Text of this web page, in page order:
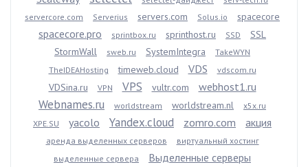
servercore.com
Serverius servers.com Solus.io spacecore
spacecore.pro sprintbox.ru sprinthost.ru SSD
SSL
StormWall
sweb.ru SystemIntegra
TakeWYN
TheIDEAHosting
timeweb.cloud VDS vdscom.ru
VDSina.ru VPN VPS vultr.com webhost1.ru
Webnames.ru worldstream worldstream.nl
x5x.ru
XPE.SU
yacolo Yandex.cloud zomro.com акция
аренда выделенных серверов
виртуальный хостинг
выделенные сервера
Выделенные серверы